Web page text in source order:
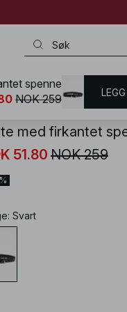
/ Accessoirer / Belter
med firkantet
51.80 NOK 259
: Svart
spenne
NOK 259